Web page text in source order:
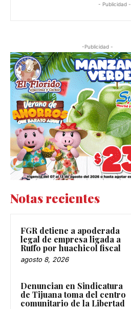
- Publicidad -
-Publicidad -
Notas recientes
FGR detiene a apoderada
legal de empresa ligada a
Ruffo por huachicol fiscal
agosto 8, 2026
Denuncian en Sindicatura
de Tijuana toma del centro
comunitario de la Libertad